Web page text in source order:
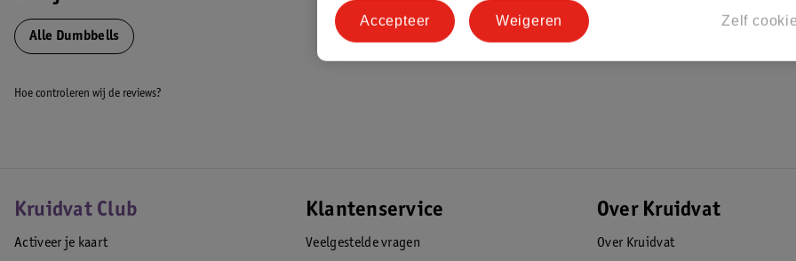
Het Nederlandse fitness merk VirtuFit staat garant voor uitstekende kwaliteit. De fitnessapparaten en
fitnessartikelen zijn vervaardigd uit kwaliteitsmaterialen en daarnaast is er veel aandacht besteedt aan
EAN code:8719497598755
Alle Dumbbells
Hoe controleren wij de reviews?
Kruidvat Club
Activeer je kaart
Klantenservice
Veelgestelde vragen
Over Kruidvat
Over Kruidvat
Zelf
Weigeren
Accepteer